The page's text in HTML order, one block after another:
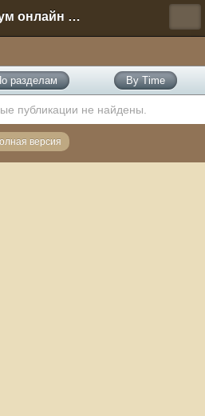
Форум онлайн игры "Новая Эра" (Нюра Биз)
разделам By Time
публикации не найдены.
версия